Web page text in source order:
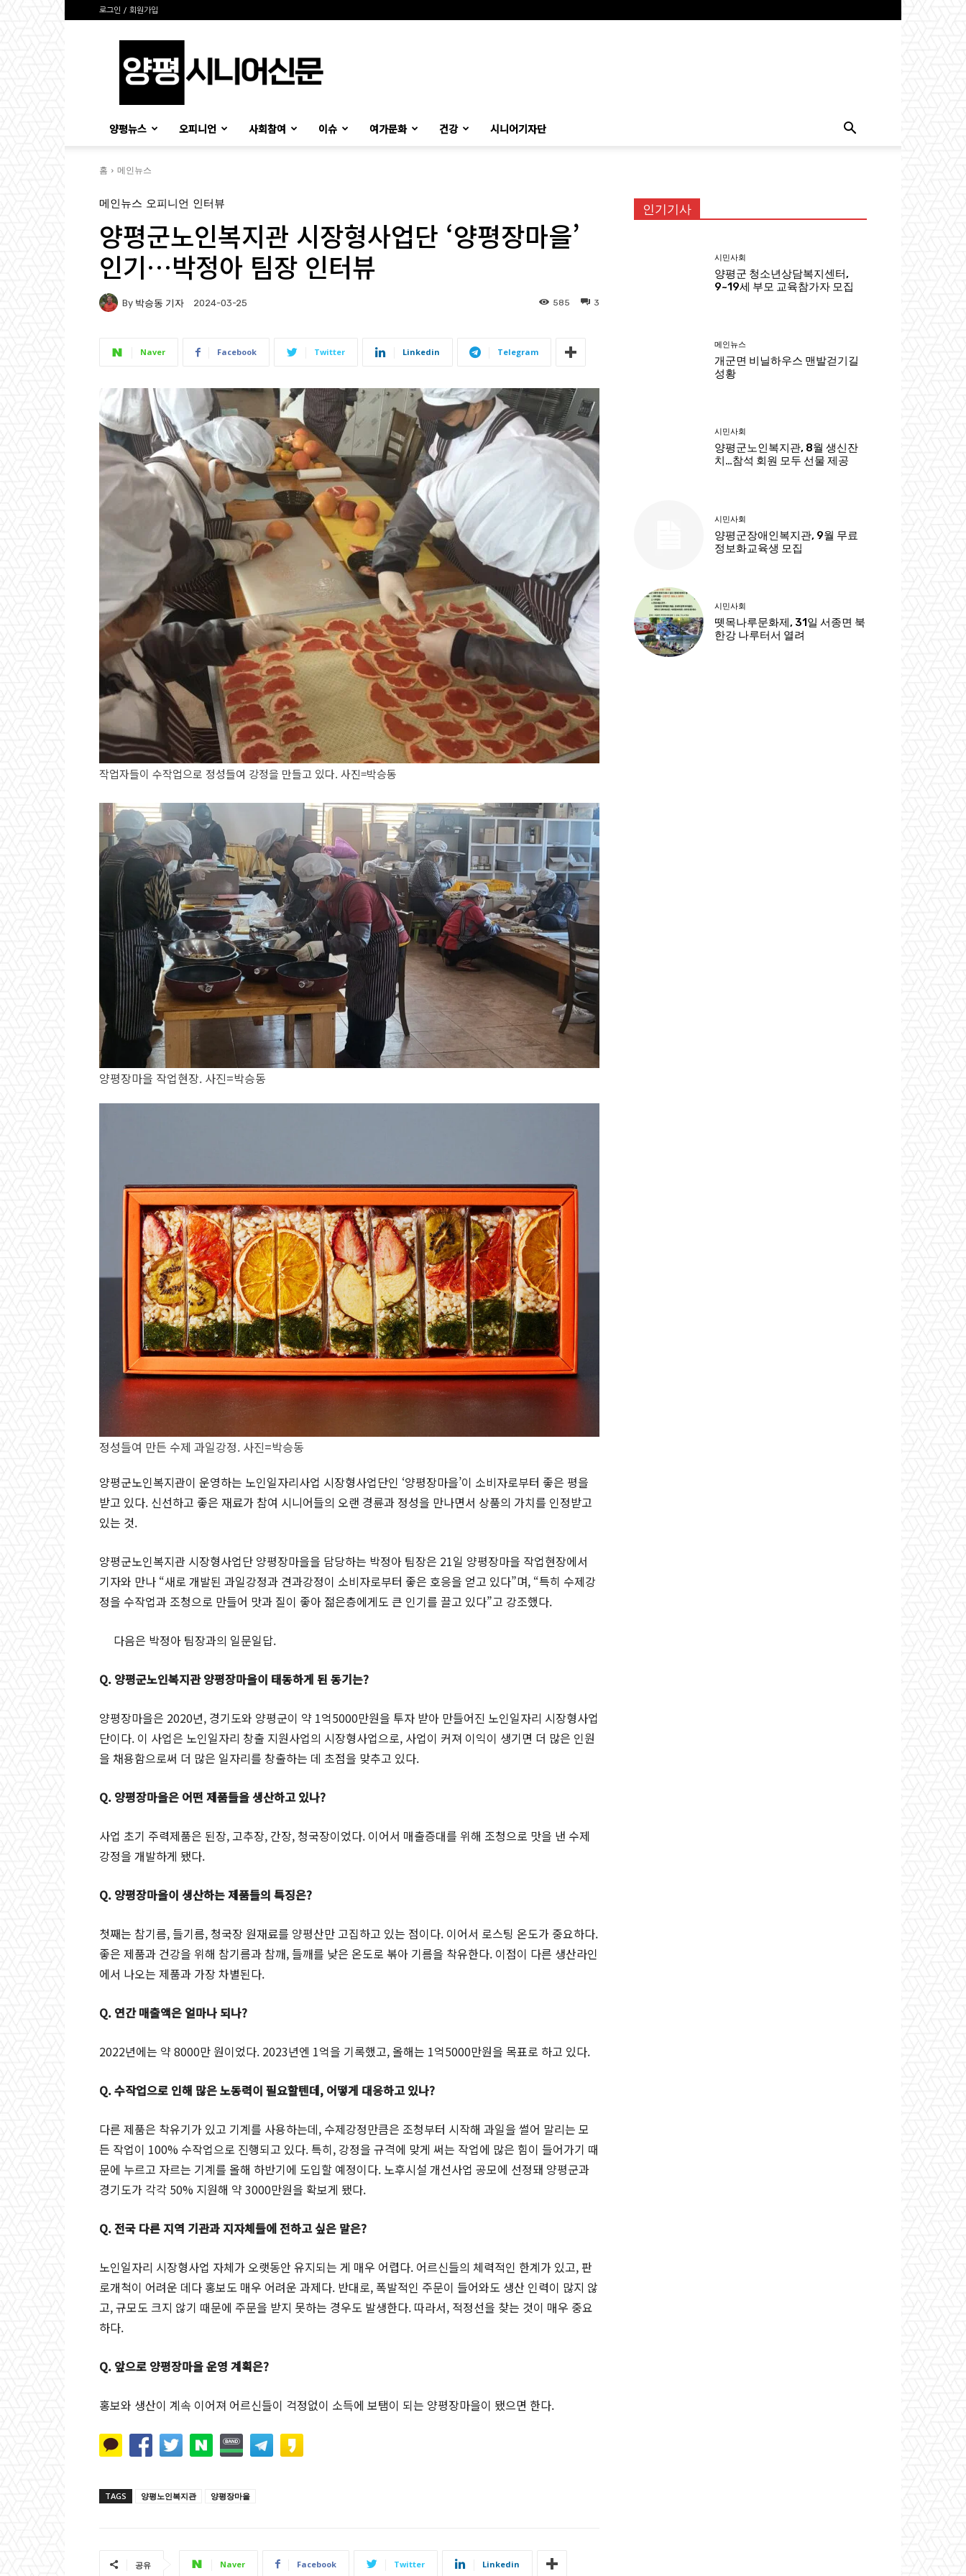
로그인 / 회원가입
시
양평뉴스 오피니언 사회참여 이슈 여가문화 건강 시니어기자단
홈 메인뉴스
메인뉴스 오피니언 인터뷰
양평군노인복지관 시장형사업단 ‘양평장마을’
인기…박정아 팀장 인터뷰
By 박승동 기자 2024-03-25 3
585
Naver Facebook Twitter Linkedin Telegram
작업자들이 수작업으로 정성들여 강정을 만들고 있다. 사진=박승동
양평장마을 작업현장. 사진=박승동
정성들여 만든 수제 과일강정. 사진=박승동
양평군노인복지관이 운영하는 노인일자리사업 시장형사업단인 ‘양평장마을’이 소비자로부터 좋은 평을
받고 있다. 신선하고 좋은 재료가 참여 시니어들의 오랜 경륜과 정성을 만나면서 상품의 가치를 인정받고
있는 것.
양평군노인복지관 시장형사업단 양평장마을을 담당하는 박정아 팀장은 21일 양평장마을 작업현장에서
기자와 만나 “새로 개발된 과일강정과 견과강정이 소비자로부터 좋은 호응을 얻고 있다”며, “특히 수제강
정을 수작업과 조청으로 만들어 맛과 질이 좋아 젊은층에게도 큰 인기를 끌고 있다”고 강조했다.
다음은 박정아 팀장과의 일문일답.
Q. 양평군노인복지관 양평장마을이 태동하게 된 동기는?
양평장마을은 2020년, 경기도와 양평군이 약 1억5000만원을 투자 받아 만들어진 노인일자리 시장형사업
단이다. 이 사업은 노인일자리 창출 지원사업의 시장형사업으로, 사업이 커져 이익이 생기면 더 많은 인원
을 채용함으로써 더 많은 일자리를 창출하는 데 초점을 맞추고 있다.
Q. 양평장마을은 어떤 제품들을 생산하고 있나?
사업 초기 주력제품은 된장, 고추장, 간장, 청국장이었다. 이어서 매출증대를 위해 조청으로 맛을 낸 수제
강정을 개발하게 됐다.
Q. 양평장마을이 생산하는 제품들의 특징은?
첫째는 참기름, 들기름, 청국장 원재료를 양평산만 고집하고 있는 점이다. 이어서 로스팅 온도가 중요하다.
좋은 제품과 건강을 위해 참기름과 참깨, 들깨를 낮은 온도로 볶아 기름을 착유한다. 이점이 다른 생산라인
에서 나오는 제품과 가장 차별된다.
Q. 연간 매출액은 얼마나 되나?
2022년에는 약 8000만 원이었다. 2023년엔 1억을 기록했고, 올해는 1억5000만원을 목표로 하고 있다.
Q. 수작업으로 인해 많은 노동력이 필요할텐데, 어떻게 대응하고 있나?
다른 제품은 착유기가 있고 기계를 사용하는데, 수제강정만큼은 조청부터 시작해 과일을 썰어 말리는 모
든 작업이 100% 수작업으로 진행되고 있다. 특히, 강정을 규격에 맞게 써는 작업에 많은 힘이 들어가기 때
문에 누르고 자르는 기계를 올해 하반기에 도입할 예정이다. 노후시설 개선사업 공모에 선정돼 양평군과
경기도가 각각 50% 지원해 약 3000만원을 확보게 됐다.
Q. 전국 다른 지역 기관과 지자체들에 전하고 싶은 말은?
노인일자리 시장형사업 자체가 오랫동안 유지되는 게 매우 어렵다. 어르신들의 체력적인 한계가 있고, 판
로개척이 어려운 데다 홍보도 매우 어려운 과제다. 반대로, 폭발적인 주문이 들어와도 생산 인력이 많지 않
고, 규모도 크지 않기 때문에 주문을 받지 못하는 경우도 발생한다. 따라서, 적정선을 찾는 것이 매우 중요
하다.
Q. 앞으로 양평장마을 운영 계획은?
홍보와 생산이 계속 이어져 어르신들이 걱정없이 소득에 보탬이 되는 양평장마을이 됐으면 한다.
TAGS 양평노인복지관 양평장마을
공유 Naver Facebook Twitter Linkedin
인기기사
시민사회
양평군 청소년상담복지센터,
9~19세 부모 교육참가자 모집
메인뉴스
개군면 비닐하우스 맨발걷기길
성황
시민사회
양평군노인복지관, 8월 생신잔
치…참석 회원 모두 선물 제공
시민사회
양평군장애인복지관, 9월 무료
정보화교육생 모집
시민사회
뗏목나루문화제, 31일 서종면 북
한강 나루터서 열려